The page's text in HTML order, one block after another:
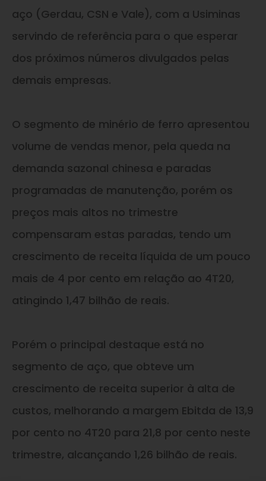
aço (Gerdau, CSN e Vale), com a Usiminas
servindo de referência para o que esperar
dos próximos números divulgados pelas
demais empresas.
O segmento de minério de ferro apresentou
volume de vendas menor, pela queda na
demanda sazonal chinesa e paradas
programadas de manutenção, porém os
preços mais altos no trimestre
compensaram estas paradas, tendo um
crescimento de receita líquida de um pouco
mais de 4 por cento em relação ao 4T20,
atingindo 1,47 bilhão de reais.
Porém o principal destaque está no
segmento de aço, que obteve um
crescimento de receita superior à alta de
custos, melhorando a margem Ebitda de 13,9
por cento no 4T20 para 21,8 por cento neste
trimestre, alcançando 1,26 bilhão de reais.